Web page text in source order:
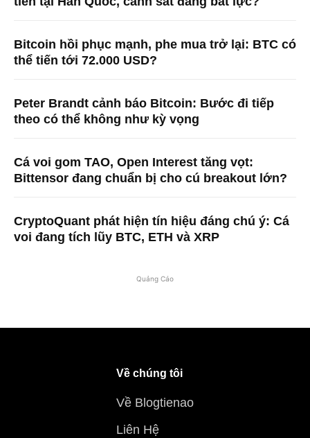
Bitcoin hồi phục mạnh, phe mua trở lại: BTC có
thể tiến tới 72.000 USD?
Peter Brandt cảnh báo Bitcoin: Bước đi tiếp
theo có thể không như kỳ vọng
Cá voi gom TAO, Open Interest tăng vọt:
Bittensor đang chuẩn bị cho cú breakout lớn?
CryptoQuant phát hiện tín hiệu đáng chú ý: Cá
voi đang tích lũy BTC, ETH và XRP
Quảng Cáo
Về chúng tôi
Về Blogtienao
Liên Hệ